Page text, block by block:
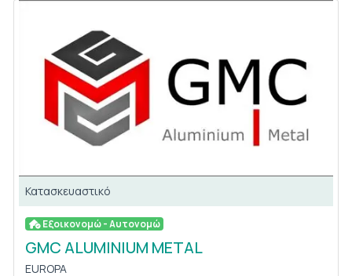
Κατασκευαστικό
Εξοικονομώ - Αυτονομώ
GMC ALUMINIUM METAL
EUROPA